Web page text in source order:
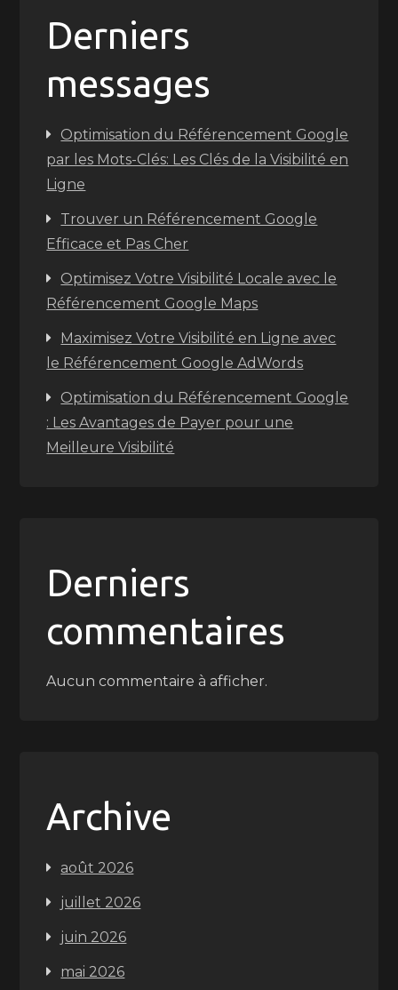
Derniers
messages
Optimisation du Référencement Google
par les Mots-Clés: Les Clés de la Visibilité en
Ligne
Trouver un Référencement Google
Efficace et Pas Cher
Optimisez Votre Visibilité Locale avec le
Référencement Google Maps
Maximisez Votre Visibilité en Ligne avec
le Référencement Google AdWords
Optimisation du Référencement Google
: Les Avantages de Payer pour une
Meilleure Visibilité
Derniers
commentaires
Aucun commentaire à afficher.
Archive
août 2026
juillet 2026
juin 2026
mai 2026